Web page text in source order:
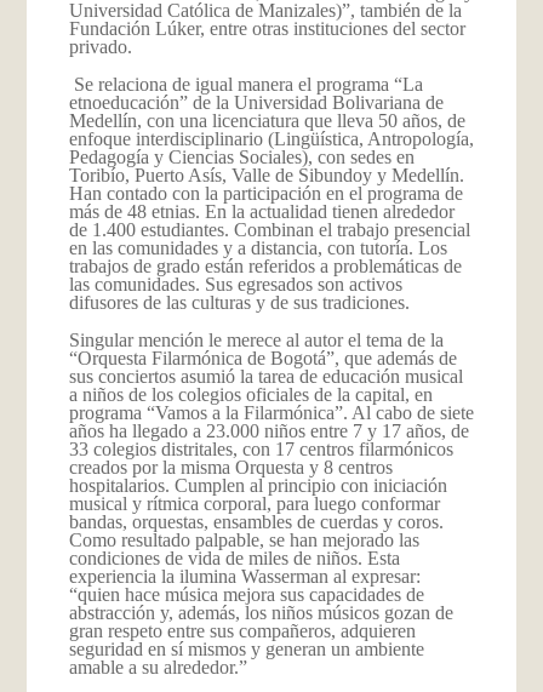
Universidad Católica de Manizales)”, también de la
Fundación Lúker, entre otras instituciones del sector
privado.
Se relaciona de igual manera el programa “La
etnoeducación” de la Universidad Bolivariana de
Medellín, con una licenciatura que lleva 50 años, de
enfoque interdisciplinario (Lingüística, Antropología,
Pedagogía y Ciencias Sociales), con sedes en
Toribío, Puerto Asís, Valle de Sibundoy y Medellín.
Han contado con la participación en el programa de
más de 48 etnias. En la actualidad tienen alrededor
de 1.400 estudiantes. Combinan el trabajo presencial
en las comunidades y a distancia, con tutoría. Los
trabajos de grado están referidos a problemáticas de
las comunidades. Sus egresados son activos
difusores de las culturas y de sus tradiciones.
Singular mención le merece al autor el tema de la
“Orquesta Filarmónica de Bogotá”, que además de
sus conciertos asumió la tarea de educación musical
a niños de los colegios oficiales de la capital, en
programa “Vamos a la Filarmónica”. Al cabo de siete
años ha llegado a 23.000 niños entre 7 y 17 años, de
33 colegios distritales, con 17 centros filarmónicos
creados por la misma Orquesta y 8 centros
hospitalarios. Cumplen al principio con iniciación
musical y rítmica corporal, para luego conformar
bandas, orquestas, ensambles de cuerdas y coros.
Como resultado palpable, se han mejorado las
condiciones de vida de miles de niños. Esta
experiencia la ilumina Wasserman al expresar:
“quien hace música mejora sus capacidades de
abstracción y, además, los niños músicos gozan de
gran respeto entre sus compañeros, adquieren
seguridad en sí mismos y generan un ambiente
amable a su alrededor.”